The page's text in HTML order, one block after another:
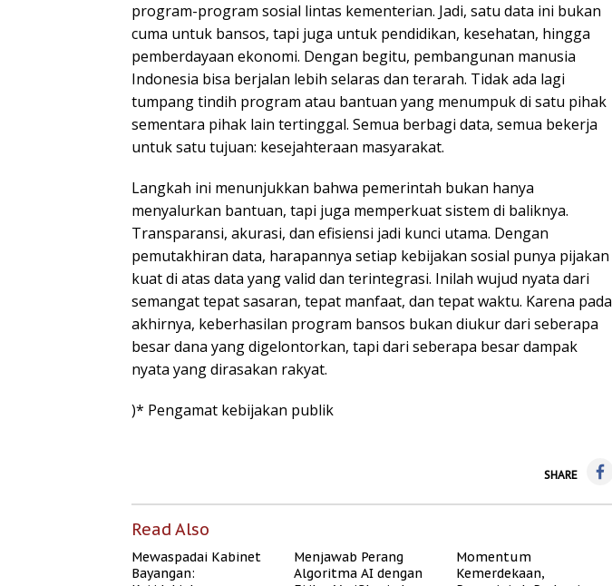
program-program sosial lintas kementerian. Jadi, satu data ini bukan
cuma untuk bansos, tapi juga untuk pendidikan, kesehatan, hingga
pemberdayaan ekonomi. Dengan begitu, pembangunan manusia
Indonesia bisa berjalan lebih selaras dan terarah. Tidak ada lagi
tumpang tindih program atau bantuan yang menumpuk di satu pihak
sementara pihak lain tertinggal. Semua berbagi data, semua bekerja
untuk satu tujuan: kesejahteraan masyarakat.
Langkah ini menunjukkan bahwa pemerintah bukan hanya
menyalurkan bantuan, tapi juga memperkuat sistem di baliknya.
Transparansi, akurasi, dan efisiensi jadi kunci utama. Dengan
pemutakhiran data, harapannya setiap kebijakan sosial punya pijakan
kuat di atas data yang valid dan terintegrasi. Inilah wujud nyata dari
semangat tepat sasaran, tepat manfaat, dan tepat waktu. Karena pada
akhirnya, keberhasilan program bansos bukan diukur dari seberapa
besar dana yang digelontorkan, tapi dari seberapa besar dampak
nyata yang dirasakan rakyat.
)* Pengamat kebijakan publik
SHARE
Read Also
Mewaspadai Kabinet
Bayangan:
Menjawab Perang
Algoritma AI dengan
Momentum
Kemerdekaan,